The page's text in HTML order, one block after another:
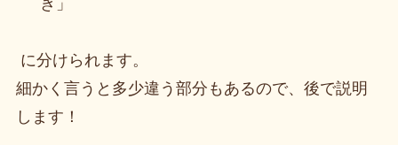
に分けられます。
細かく言うと多少違う部分もあるので、後で説明
します！